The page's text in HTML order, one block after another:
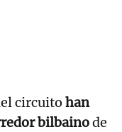
circuito han
bilbainode